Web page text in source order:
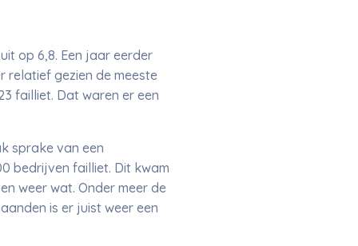
op 6,8. Een jaar eerder
relatief gezien de meeste
failliet. Dat waren er een
sprake van een
bedrijven failliet. Dit kwam
weer wat. Onder meer de
is er juist weer een